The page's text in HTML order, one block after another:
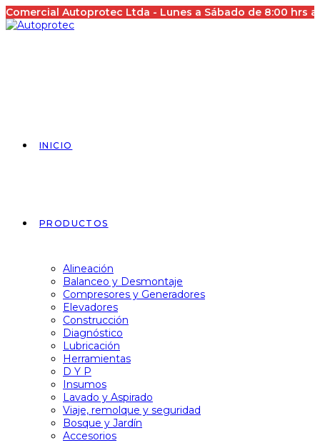
Saltar
al
Comercial Autoprotec Ltda - Lunes a Sábado de 8:00 hrs a
INICIO
PRODUCTOS
Alineación
Balanceo y Desmontaje
Compresores y Generadores
Elevadores
Construcción
Diagnóstico
Lubricación
Herramientas
D Y P
Insumos
Lavado y Aspirado
Viaje, remolque y seguridad
Bosque y Jardín
Accesorios